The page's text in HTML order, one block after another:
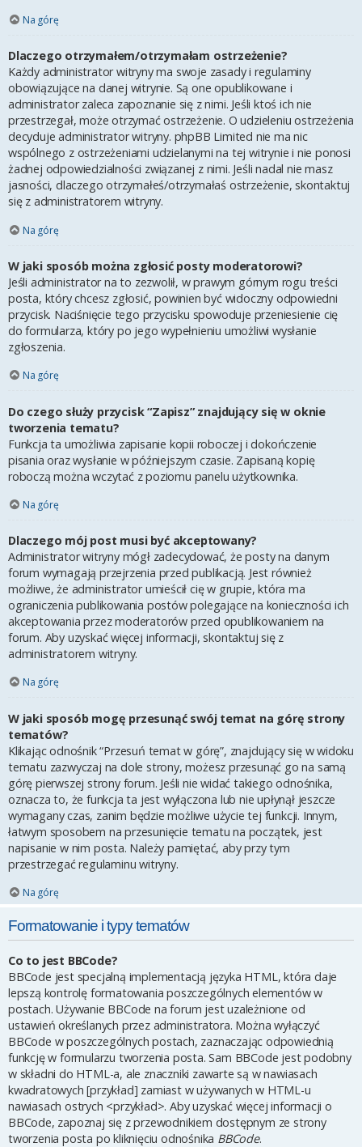
Na górę
Dlaczego otrzymałem/otrzymałam ostrzeżenie?
Każdy administrator witryny ma swoje zasady i regulaminy
obowiązujące na danej witrynie. Są one opublikowane i
administrator zaleca zapoznanie się z nimi. Jeśli ktoś ich nie
przestrzegał, może otrzymać ostrzeżenie. O udzieleniu ostrzeżenia
decyduje administrator witryny. phpBB Limited nie ma nic
wspólnego z ostrzeżeniami udzielanymi na tej witrynie i nie ponosi
żadnej odpowiedzialności związanej z nimi. Jeśli nadal nie masz
jasności, dlaczego otrzymałeś/otrzymałaś ostrzeżenie, skontaktuj
się z administratorem witryny.
Na górę
W jaki sposób można zgłosić posty moderatorowi?
Jeśli administrator na to zezwolił, w prawym górnym rogu treści
posta, który chcesz zgłosić, powinien być widoczny odpowiedni
przycisk. Naciśnięcie tego przycisku spowoduje przeniesienie cię
do formularza, który po jego wypełnieniu umożliwi wysłanie
zgłoszenia.
Na górę
Do czego służy przycisk “Zapisz” znajdujący się w oknie
tworzenia tematu?
Funkcja ta umożliwia zapisanie kopii roboczej i dokończenie
pisania oraz wysłanie w późniejszym czasie. Zapisaną kopię
roboczą można wczytać z poziomu panelu użytkownika.
Na górę
Dlaczego mój post musi być akceptowany?
Administrator witryny mógł zadecydować, że posty na danym
forum wymagają przejrzenia przed publikacją. Jest również
możliwe, że administrator umieścił cię w grupie, która ma
ograniczenia publikowania postów polegające na konieczności ich
akceptowania przez moderatorów przed opublikowaniem na
forum. Aby uzyskać więcej informacji, skontaktuj się z
administratorem witryny.
Na górę
W jaki sposób mogę przesunąć swój temat na górę strony
tematów?
Klikając odnośnik “Przesuń temat w górę”, znajdujący się w widoku
tematu zazwyczaj na dole strony, możesz przesunąć go na samą
górę pierwszej strony forum. Jeśli nie widać takiego odnośnika,
oznacza to, że funkcja ta jest wyłączona lub nie upłynął jeszcze
wymagany czas, zanim będzie możliwe użycie tej funkcji. Innym,
łatwym sposobem na przesunięcie tematu na początek, jest
napisanie w nim posta. Należy pamiętać, aby przy tym
przestrzegać regulaminu witryny.
Na górę
Formatowanie i typy tematów
Co to jest BBCode?
BBCode jest specjalną implementacją języka HTML, która daje
lepszą kontrolę formatowania poszczególnych elementów w
postach. Używanie BBCode na forum jest uzależnione od
ustawień określanych przez administratora. Można wyłączyć
BBCode w poszczególnych postach, zaznaczając odpowiednią
funkcję w formularzu tworzenia posta. Sam BBCode jest podobny
w składni do HTML-a, ale znaczniki zawarte są w nawiasach
kwadratowych [przykład] zamiast w używanych w HTML-u
nawiasach ostrych <przykład>. Aby uzyskać więcej informacji o
BBCode, zapoznaj się z przewodnikiem dostępnym ze strony
tworzenia posta po kliknięciu odnośnika BBCode.